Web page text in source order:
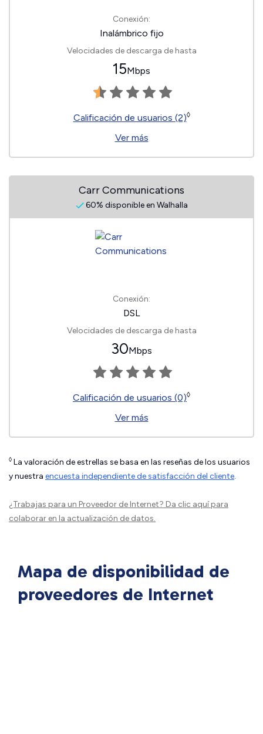
Conexión:
Inalámbrico fijo
Velocidades de descarga de hasta
15Mbps
Calificación de usuarios (2)◊
Ver más
Carr Communications
60% disponible en Walhalla
Conexión:
DSL
Velocidades de descarga de hasta
30Mbps
Calificación de usuarios (0)◊
Ver más
◊ La valoración de estrellas se basa en las reseñas de los usuarios
y nuestra encuesta independiente de satisfacción del cliente.
¿Trabajas para un Proveedor de Internet? Da clic aquípara
colaborar en la actualización de datos.
Mapa de disponibilidad de
proveedores de Internet